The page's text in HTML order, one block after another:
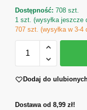
Dostępność: 708 szt.
1 szt. (wysyłka jeszcze
707 szt. (wysyłka w 3-4
Dodaj do
Dostawa od 8,99 zł!